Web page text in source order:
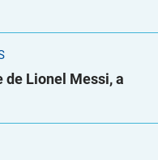
de Lionel Messi, a